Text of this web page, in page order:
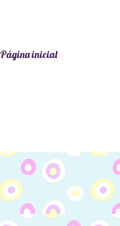
Página inicial